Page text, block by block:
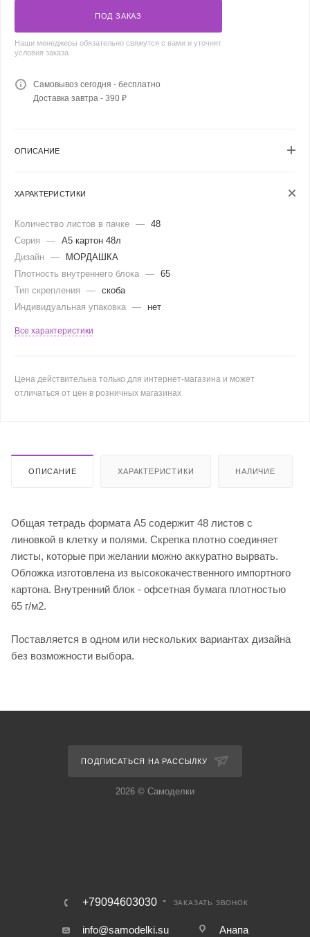
ПОД ЗАКАЗ
Наши менеджеры обязательно свяжутся с вами и уточнят
условия заказа
Самовывоз сегодня - бесплатно
Доставка завтра - 390 ₽
ОПИСАНИЕ
ХАРАКТЕРИСТИКИ
Количество листов в пачке — 48
Серия
— А5 картон 48л
Дизайн —
МОРДАШКА
Плотность внутреннего блока — 65
Тип скрепления
— скоба
Индивидуальная упаковка — нет
Все характеристики
Цена действительна только для интернет-магазина и может
отличаться от цен в розничных магазинах
ОПИСАНИЕ ХАРАКТЕРИСТИКИ НАЛИЧИЕ
Общая тетрадь формата А5 содержит 48 листов с
линовкой в клетку и полями. Скрепка плотно соединяет
листы, которые при желании можно аккуратно вырвать.
Обложка изготовлена из высококачественного импортного
картона. Внутренний блок - офсетная бумага плотностью
65 г/м2.
Поставляется в одном или нескольких вариантах дизайна
без возможности выбора.
ПОДПИСАТЬСЯ НА РАССЫЛКУ
2026 © Самоделки
+79094603030 ЗАКАЗАТЬ ЗВОНОК
info@samodelki.su Анапа